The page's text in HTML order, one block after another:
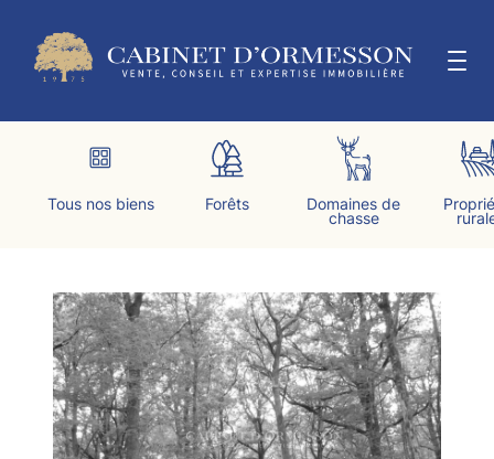
Aller
LE CABINET
ACTUALITÉS
CONTACT
Tous nos biens Forêts
Domaines de
chasse